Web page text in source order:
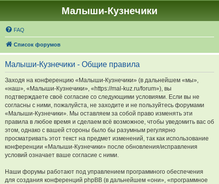
Малыши-Кузнечики
FAQ
Список форумов
Малыши-Кузнечики - Общие правила
Заходя на конференцию «Малыши-Кузнечики» (в дальнейшем «мы»,
«наш», «Малыши-Кузнечики», «https://mal-kuz.ru/forum»), вы
подтверждаете своё согласие со следующими условиями. Если вы не
согласны с ними, пожалуйста, не заходите и не пользуйтесь форумами
«Малыши-Кузнечики». Мы оставляем за собой право изменять эти
правила в любое время и сделаем всё возможное, чтобы уведомить вас об
этом, однако с вашей стороны было бы разумным регулярно
просматривать этот текст на предмет изменений, так как использование
конференции «Малыши-Кузнечики» после обновления/исправления
условий означает ваше согласие с ними.
Наши форумы работают под управлением программного обеспечения
для создания конференций phpBB (в дальнейшем «они», «программное